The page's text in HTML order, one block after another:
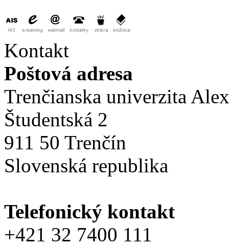
Kontakt
Poštová adresa
Trenčianska univerzita
Študentská 2
911 50 Trenčín
Slovenská republika
Telefonický kontakt
+421 32 7400 111